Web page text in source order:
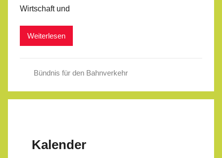
Wirtschaft und
Weiterlesen
Bündnis für den Bahnverkehr
Kalender